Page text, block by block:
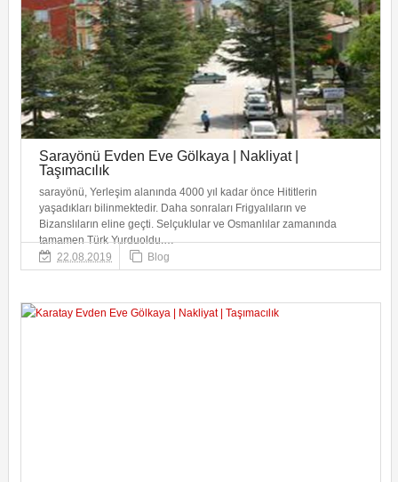
Sarayönü Evden Eve Gölkaya | Nakliyat |
Taşımacılık
sarayönü, Yerleşim alanında 4000 yıl kadar önce Hititlerin
yaşadıkları bilinmektedir. Daha sonraları Frigyalıların ve
Bizanslıların eline geçti. Selçuklular ve Osmanlılar zamanında
tamamen Türk Yurduoldu.…
22.08.2019
Blog